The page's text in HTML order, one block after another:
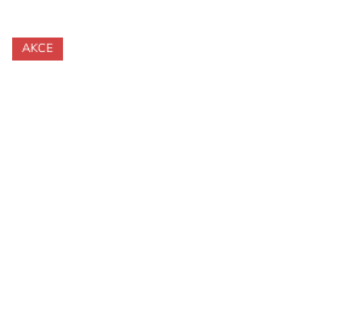
AKCE